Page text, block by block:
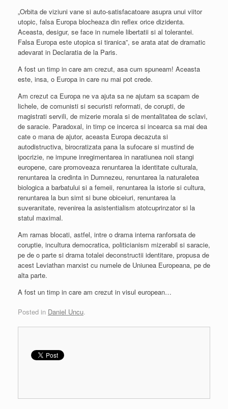
„Orbita de viziuni vane si auto-satisfacatoare asupra unui viitor
utopic, falsa Europa blocheaza din reflex orice dizidenta.
Aceasta, desigur, se face in numele libertatii si al tolerantei.
Falsa Europa este utopica si tiranica”, se arata atat de dramatic
adevarat in Declaratia de la Paris.
A fost un timp in care am crezut, asa cum spuneam! Aceasta
este, insa, o Europa in care nu mai pot crede.
Am crezut ca Europa ne va ajuta sa ne ajutam sa scapam de
lichele, de comunisti si securisti reformati, de corupti, de
magistrati servili, de mizerie morala si de mentalitatea de sclavi,
de saracie. Paradoxal, in timp ce incerca si incearca sa mai dea
cate o mana de ajutor, aceasta Europa decazuta si
autodistructiva, birocratizata pana la sufocare si mustind de
ipocrizie, ne impune inregimentarea in naratiunea noii stangi
europene, care promoveaza renuntarea la identitate culturala,
renuntarea la credinta in Dumnezeu, renuntarea la naturaletea
biologica a barbatului si a femeii, renuntarea la istorie si cultura,
renuntarea la bun simt si bune obiceiuri, renuntarea la
suveranitate, revenirea la asistentialism atotcuprinzator si la
statul maximal.
Am ramas blocati, astfel, intre o drama interna ranforsata de
coruptie, incultura democratica, politicianism mizerabil si saracie,
pe de o parte si drama totalei deconstructii identitare, propusa de
acest Leviathan marxist cu numele de Uniunea Europeana, pe de
alta parte.
A fost un timp in care am crezut in visul european…
Posted in Daniel Uncu.